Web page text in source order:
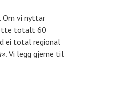
Om vi nyttar
totalt 60
ei total regional
Vi legg gjerne til